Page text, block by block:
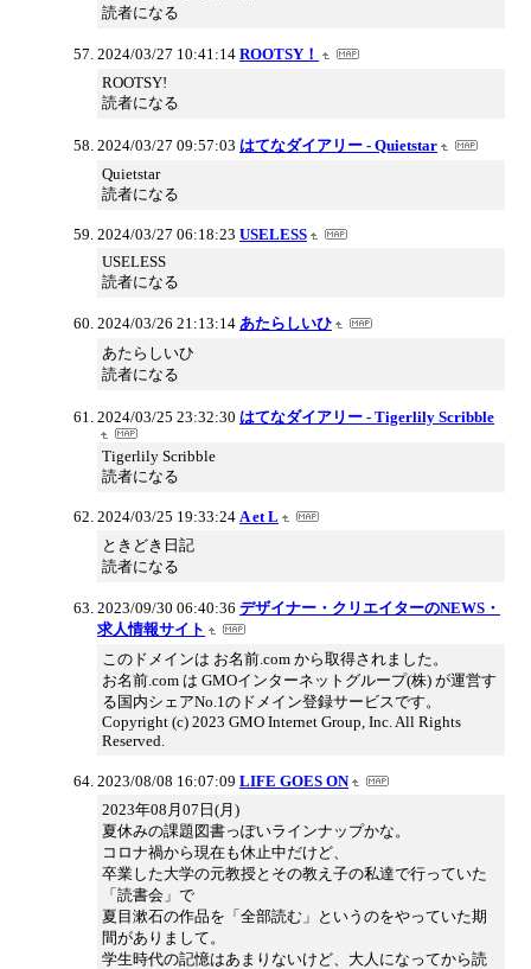
読者になる
2024/03/27 10:41:14 ROOTSY！
ROOTSY!
読者になる
2024/03/27 09:57:03 はてなダイアリー - Quietstar
Quietstar
読者になる
2024/03/27 06:18:23 USELESS
USELESS
読者になる
2024/03/26 21:13:14 あたらしいひ
あたらしいひ
読者になる
2024/03/25 23:32:30 はてなダイアリー - Tigerlily Scribble
Tigerlily Scribble
読者になる
2024/03/25 19:33:24 A et L
ときどき日記
読者になる
2023/09/30 06:40:36 デザイナー・クリエイターのNEWS・
求人情報サイト
このドメインは お名前.com から取得されました。
お名前.com は GMOインターネットグループ(株) が運営す
る国内シェアNo.1のドメイン登録サービスです。
Copyright (c) 2023 GMO Internet Group, Inc. All Rights
Reserved.
2023/08/08 16:07:09 LIFE GOES ON
2023年08月07日(月)
夏休みの課題図書っぽいラインナップかな。
コロナ禍から現在も休止中だけど、
卒業した大学の元教授とその教え子の私達で行っていた
「読書会」で
夏目漱石の作品を「全部読む」というのをやっていた期
間がありまして。
学生時代の記憶はあまりないけど、大人になってから読